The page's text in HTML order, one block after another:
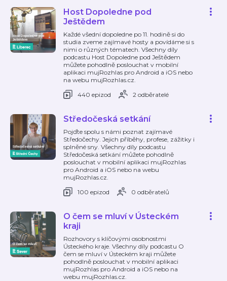
Host Dopoledne pod
Ještědem
Každé všední dopoledne po 11. hodině si do
studia zveme zajímavé hosty a povídáme si s
nimi o různých tématech. Všechny díly
podcastu Host Dopoledne pod Ještědem
můžete pohodlně poslouchat v mobilní
aplikaci mujRozhlas pro Android a iOS nebo
na webu mujRozhlas.cz.
440 epizod
2 odběratelé
Středočeská setkání
Pojďte spolu s námi poznat zajímavé
Středočechy. Jejich příběhy, profese, zážitky i
splněné sny. Všechny díly podcastu
Středočeská setkání můžete pohodlně
poslouchat v mobilní aplikaci mujRozhlas
pro Android a iOS nebo na webu
mujRozhlas.cz.
100 epizod
0 odběratelů
O čem se mluví v Ústeckém
kraji
Rozhovory s klíčovými osobnostmi
Ústeckého kraje. Všechny díly podcastu O
čem se mluví v Ústeckém kraji můžete
pohodlně poslouchat v mobilní aplikaci
mujRozhlas pro Android a iOS nebo na
webu mujRozhlas.cz.